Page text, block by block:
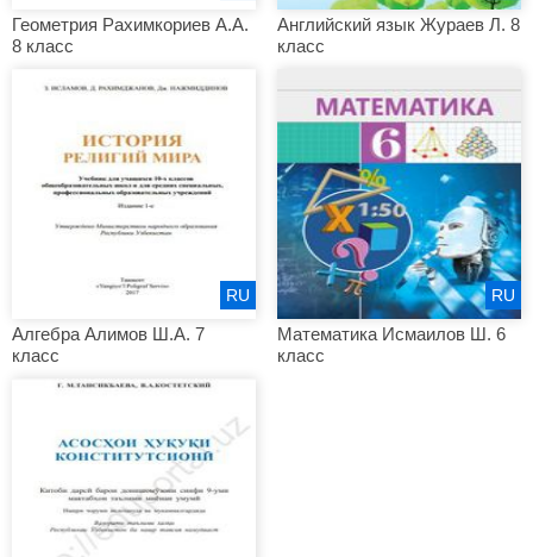
Геометрия Рахимкориев А.А.
8 класс
Английский язык Жураев Л. 8
класс
Алгебра Алимов Ш.А. 7
класс
RU
Математика Исмаилов Ш. 6
класс
RU